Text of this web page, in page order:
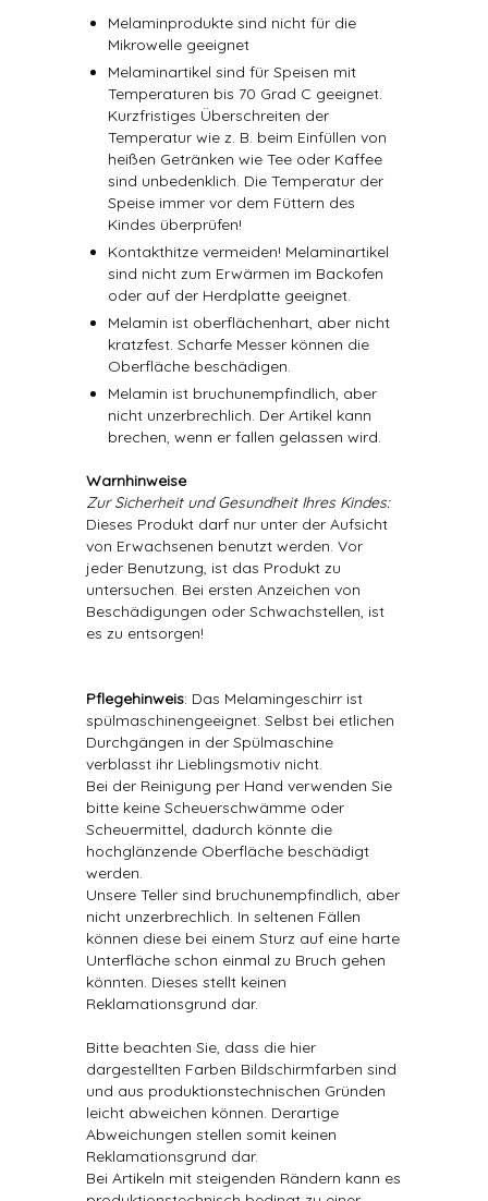
Melaminprodukte sind nicht für die
Mikrowelle geeignet
Melaminartikel sind für Speisen mit
Temperaturen bis 70 Grad C geeignet.
Kurzfristiges Überschreiten der
Temperatur wie z. B. beim Einfüllen von
heißen Getränken wie Tee oder Kaffee
sind unbedenklich. Die Temperatur der
Speise immer vor dem Füttern des
Kindes überprüfen!
Kontakthitze vermeiden! Melaminartikel
sind nicht zum Erwärmen im Backofen
oder auf der Herdplatte geeignet.
Melamin ist oberflächenhart, aber nicht
kratzfest. Scharfe Messer können die
Oberfläche beschädigen.
Melamin ist bruchunempfindlich, aber
nicht unzerbrechlich. Der Artikel kann
brechen, wenn er fallen gelassen wird.
Warnhinweise
Zur Sicherheit und Gesundheit Ihres Kindes:
Dieses Produkt darf nur unter der Aufsicht
von Erwachsenen benutzt werden. Vor
jeder Benutzung, ist das Produkt zu
untersuchen. Bei ersten Anzeichen von
Beschädigungen oder Schwachstellen, ist
es zu entsorgen!
Pflegehinweis: Das Melamingeschirr ist
spülmaschinengeeignet. Selbst bei etlichen
Durchgängen in der Spülmaschine
verblasst ihr Lieblingsmotiv nicht.
Bei der Reinigung per Hand verwenden Sie
bitte keine Scheuerschwämme oder
Scheuermittel, dadurch könnte die
hochglänzende Oberfläche beschädigt
werden.
Unsere Teller sind bruchunempfindlich, aber
nicht unzerbrechlich. In seltenen Fällen
können diese bei einem Sturz auf eine harte
Unterfläche schon einmal zu Bruch gehen
könnten. Dieses stellt keinen
Reklamationsgrund dar.
Bitte beachten Sie, dass die hier
dargestellten Farben Bildschirmfarben sind
und aus produktionstechnischen Gründen
leicht abweichen können. Derartige
Abweichungen stellen somit keinen
Reklamationsgrund dar.
Bei Artikeln mit steigenden Rändern kann es